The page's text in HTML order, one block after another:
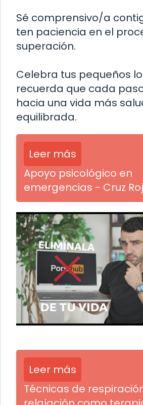
Sé comprensivo/a
ten paciencia en el
superación.
Celebra tus pequeños
recuerda que cada
hacia una vida más
equilibrada.
Leer más
Apoyo psicológico en
emergencias - Cruz
Leer más
Técnicas de